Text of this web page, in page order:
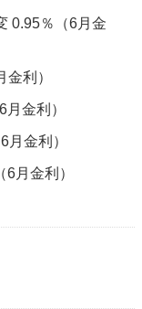
0.95％（6月金
利）
金利）
金利）
月金利）